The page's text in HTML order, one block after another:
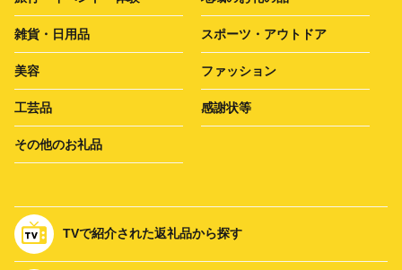
雑貨・日用品 スポーツ・アウトドア
美容 ファッション
工芸品 感謝状等
その他のお礼品
TVで紹介された返礼品から探す